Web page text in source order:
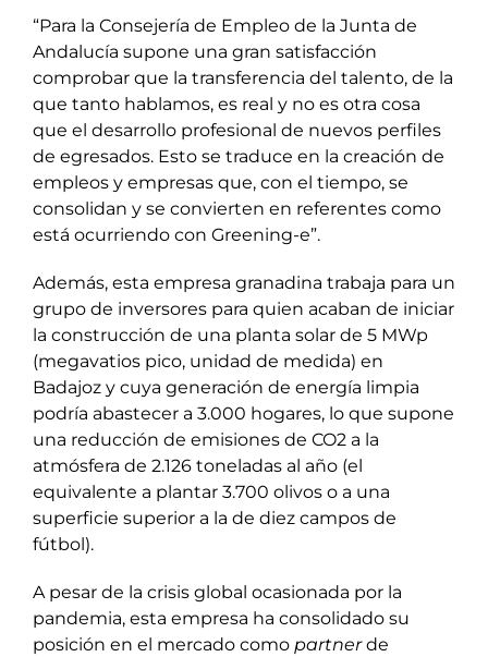
“Para la Consejería de Empleo de la Junta de
Andalucía supone una gran satisfacción
comprobar que la transferencia del talento, de la
que tanto hablamos, es real y no es otra cosa
que el desarrollo profesional de nuevos perfiles
de egresados. Esto se traduce en la creación de
empleos y empresas que, con el tiempo, se
consolidan y se convierten en referentes como
está ocurriendo con Greening-e”.
Además, esta empresa granadina trabaja para un
grupo de inversores para quien acaban de iniciar
la construcción de una planta solar de 5 MWp
(megavatios pico, unidad de medida) en
Badajoz y cuya generación de energía limpia
podría abastecer a 3.000 hogares, lo que supone
una reducción de emisiones de CO2 a la
atmósfera de 2.126 toneladas al año (el
equivalente a plantar 3.700 olivos o a una
superficie superior a la de diez campos de
fútbol).
A pesar de la crisis global ocasionada por la
pandemia, esta empresa ha consolidado su
posición en el mercado como partnerde